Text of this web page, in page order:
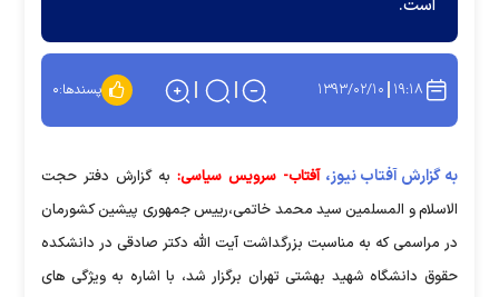
است.
۱۹:۱۸ ۱۳۹۳/۰۲/۱۰ پسندها:۰
به گزارش آفتاب نیوز، آفتاب- سرویس سیاسی: به گزارش دفتر حجت
الاسلام و المسلمین سید محمد خاتمی،رییس جمهوری پیشین کشورمان
در مراسمی که به مناسبت بزرگداشت آیت الله دکتر صادقی در دانشکده
حقوق دانشگاه شهید بهشتی تهران برگزار شد، با اشاره به ویژگی های